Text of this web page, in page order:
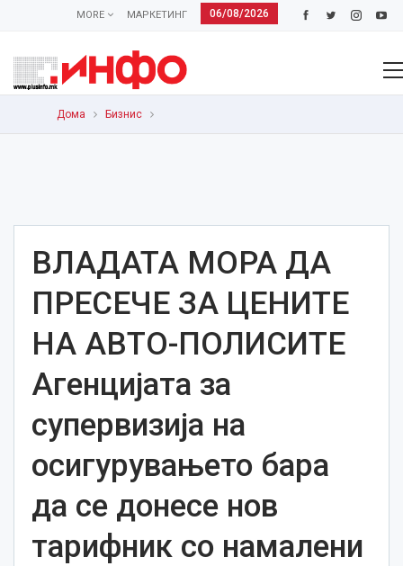
06/08/2026
МАРКЕТИНГ
MORE
Дома Бизнис
ВЛАДАТА МОРА ДА
ПРЕСЕЧЕ ЗА ЦЕНИТЕ
НА АВТО-ПОЛИСИТЕ
Агенцијата за
супервизија на
осигурувањето бара
да се донесе нов
тарифник со намалени